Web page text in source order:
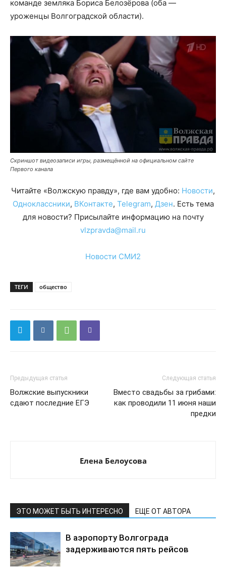
команде земляка Бориса Белозёрова (оба —
уроженцы Волгоградской области).
Скриншот видеозаписи игры, размещённой на официальном сайте
Первого канала
Читайте «Волжскую правду», где вам удобно: Новости,
Одноклассники, ВКонтакте, Telegram, Дзен. Есть тема
для новости? Присылайте информацию на почту
vlzpravda@mail.ru
Новости СМИ2
ТЕГИ общество
Предыдущая статья
Волжские выпускники
сдают последние ЕГЭ
Следующая статья
Вместо свадьбы за грибами:
как проводили 11 июня наши
предки
Елена Белоусова
ЭТО МОЖЕТ БЫТЬ ИНТЕРЕСНО ЕЩЕ ОТ АВТОРА
В аэропорту Волгограда
задерживаются пять рейсов